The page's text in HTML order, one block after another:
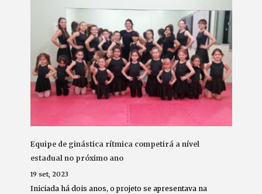
Equipe de ginástica rítmica competirá a nível
estadual no próximo ano
19 set, 2023
Iniciada há dois anos, o projeto se apresentava na